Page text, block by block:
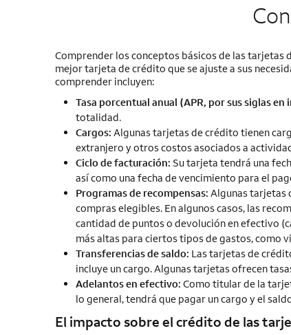
Comprender los conceptos básicos de las tarjetas
mejor tarjeta de crédito que se ajuste a sus
comprender incluyen:
Tasa porcentual anual (APR, por sus siglas en
totalidad.
Cargos: Algunas tarjetas de crédito tienen
extranjero y otros costos asociados a
Ciclo de facturación: Su tarjeta tendrá una
así como una fecha de vencimiento para el
Programas de recompensas: Algunas tarjetas
compras elegibles. En algunos casos, las
cantidad de puntos o devolución en efectivo
más altas para ciertos tipos de gastos, como
Transferencias de saldo: Las tarjetas de
incluye un cargo. Algunas tarjetas ofrecen
Adelantos en efectivo: Como titular de la
lo general, tendrá que pagar un cargo y el
El impacto sobre el crédito de las